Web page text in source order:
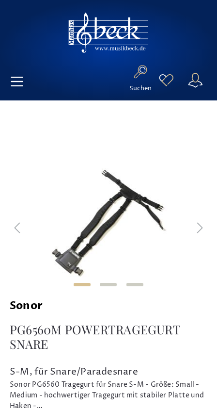
Suchen
Sonor
PG6560M POWERTRAGEGURT
SNARE
S-M, für Snare/Paradesnare
Sonor PG6560 Tragegurt für Snare S-M - Größe: Small -
Medium - hochwertiger Tragegurt mit stabiler Platte und
Haken -…